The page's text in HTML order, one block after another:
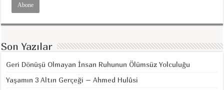
Son Yazılar
Geri Dönüşü Olmayan İnsan Ruhunun Ölümsüz Yolculuğu
Yaşamın 3 Altın Gerçeği – Ahmed Hulûsi